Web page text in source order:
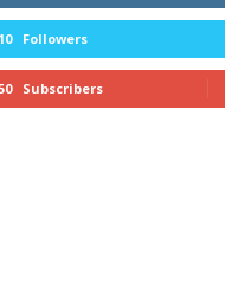
Followers
Subscribers